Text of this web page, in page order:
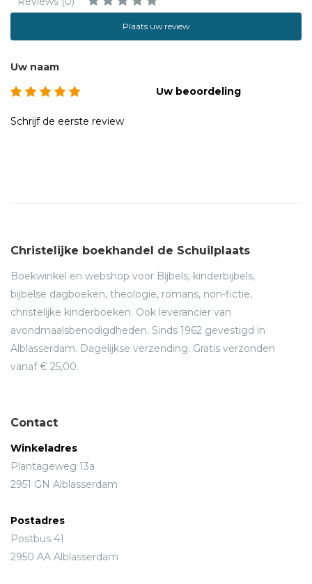
Plaats uw review
Uw naam
Uw beoordeling
Schrijf de eerste review
Christelijke boekhandel de Schuilplaats
Boekwinkel en webshop voor Bijbels, kinderbijbels,
bijbelse dagboeken, theologie, romans, non-fictie,
christelijke kinderboeken. Ook leverancier van
avondmaalsbenodigdheden. Sinds 1962 gevestigd in
Alblasserdam. Dagelijkse verzending. Gratis verzonden
vanaf € 25,00.
Contact
Winkeladres
Plantageweg 13a
2951 GN Alblasserdam
Postadres
Postbus 41
2950 AA Alblasserdam